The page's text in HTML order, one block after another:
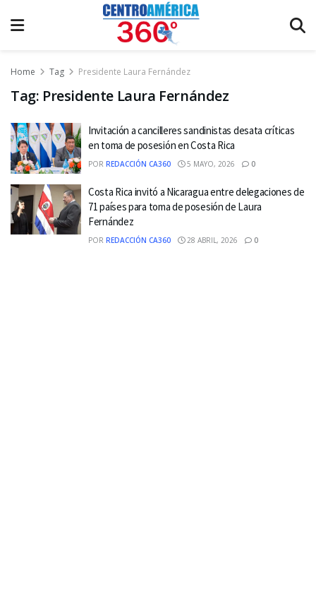
Home Tag Presidente Laura Fernández
Tag: Presidente Laura Fernández
Invitación a cancilleres sandinistas desata críticas
en toma de posesión en Costa Rica
POR REDACCIÓN CA360 5 MAYO, 2026 0
Costa Rica invitó a Nicaragua entre delegaciones de
71 países para toma de posesión de Laura
Fernández
POR REDACCIÓN CA360 28 ABRIL, 2026 0